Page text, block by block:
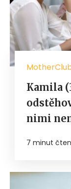
Kamila
nimi
7 minut